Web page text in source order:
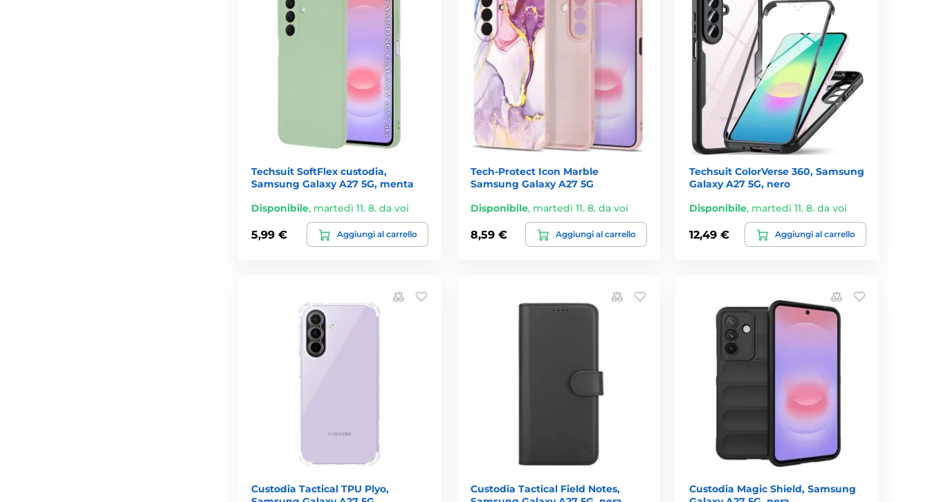
Techsuit SoftFlex custodia,
Samsung Galaxy A27 5G, menta
Disponibile, martedì 11. 8. da voi
5,99 € Aggiungi al carrello
Tech-Protect Icon Marble
Samsung Galaxy A27 5G
Disponibile, martedì 11. 8. da voi
8,59 € Aggiungi al carrello
Techsuit ColorVerse 360, Samsung
Galaxy A27 5G, nero
Disponibile, martedì 11. 8. da voi
12,49 € Aggiungi al carrello
Custodia Tactical TPU Plyo,
Custodia Tactical Field Notes,
Custodia Magic Shield, Samsung